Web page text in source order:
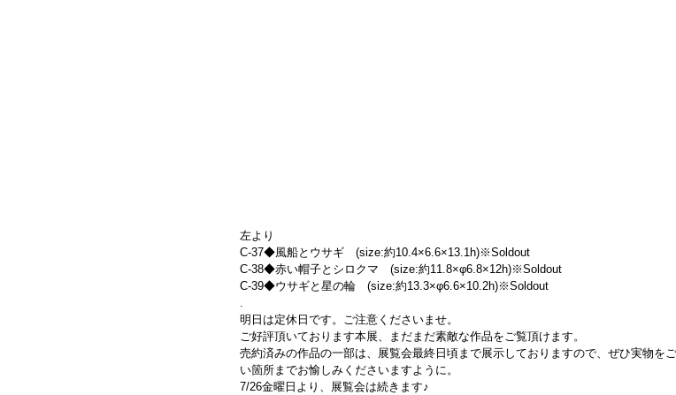
左より
C-37◆風船とウサギ　(size:約10.4×6.6×13.1h)※Soldout
C-38◆赤い帽子とシロクマ　(size:約11.8×φ6.8×12h)※Soldout
C-39◆ウサギと星の輪　(size:約13.3×φ6.6×10.2h)※Soldout
.
明日は定休日です。ご注意くださいませ。
ご好評頂いております本展、まだまだ素敵な作品をご覧頂けます。
売約済みの作品の一部は、展覧会最終日頃まで展示しておりますので、ぜひ実物を
い箇所までお愉しみくださいますように。
7/26金曜日より、展覧会は続きます♪